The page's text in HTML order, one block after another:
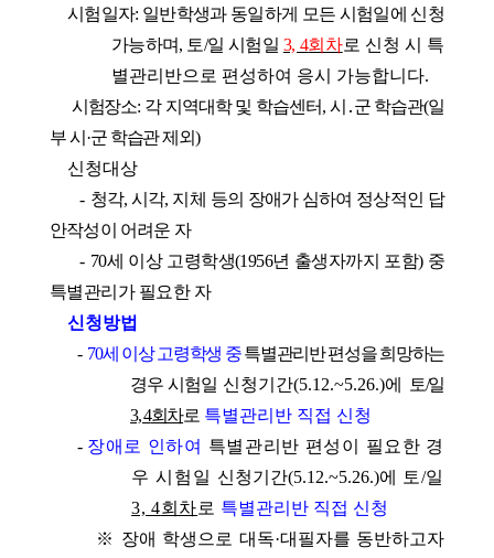
시험일자: 일반학생과 동일하게 모든 시험일에 신청
가능하며, 토/일 시험일 3, 4회차로 신청 시 특
별관리반으로 편성하여 응시 가능합니다.
시험장소: 각 지역대학 및 학습센터, 시 ․군 학습관(일
부 시 ·군 학습관 제외)
신청대상
- 청각,시각, 지체 등의 장애가 심하여 정상적인 답
안작성이 어려운 자
- 70세 이상 고령학생(1956년 출생자까지 포함) 중
특별관리가 필요한 자
신청방법
- 70세 이상 고령학생 중 특별관리반 편성을 희망하는
경우 시험일 신청기간(5.12.~5.26.)에 토/일
3, 4회차로 특별관리반 직접 신청
- 장애로 인하여 특별관리반 편성이 필요한 경
우 시험일 신청기간(5.12.~5.26.)에 토/일
3, 4회차로 특별관리반 직접 신청
※ 장애 학생으로 대독·대필자를 동반하고자